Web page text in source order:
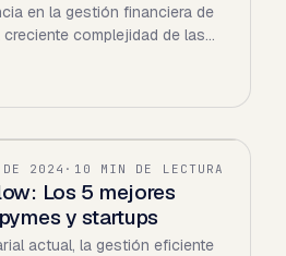
en la gestión financiera de
complejidad de las…
DE 2024 · 10 MIN DE LECTURA
Los 5 mejores
y startups
actual, la gestión eficiente